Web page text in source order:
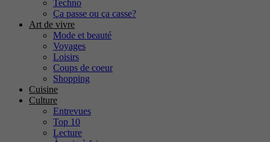
Techno
Ça passe ou ça casse?
Art de vivre
Mode et beauté
Voyages
Loisirs
Coups de coeur
Shopping
Cuisine
Culture
Entrevues
Top 10
Lecture